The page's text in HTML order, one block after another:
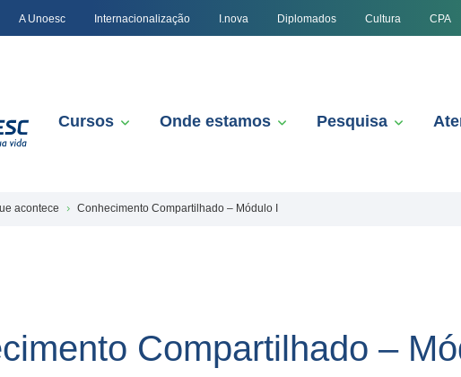
A Unoesc Internacionalização I.nova Diplomados Cultura CPA
Cursos Onde estamos Pesquisa
acontece Conhecimento Compartilhado – Módulo I
Compartilhado –